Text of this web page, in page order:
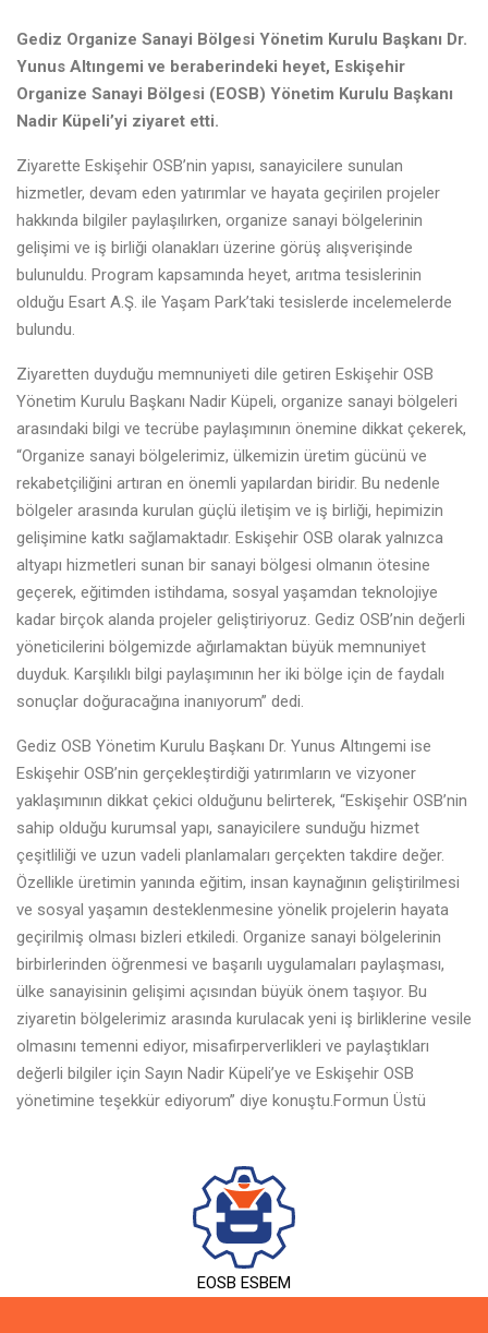
Gediz Organize Sanayi Bölgesi Yönetim Kurulu Başkanı Dr.
Yunus Altıngemi ve beraberindeki heyet, Eskişehir
Organize Sanayi Bölgesi (EOSB) Yönetim Kurulu Başkanı
Nadir Küpeli’yi ziyaret etti.
Ziyarette Eskişehir OSB’nin yapısı, sanayicilere sunulan
hizmetler, devam eden yatırımlar ve hayata geçirilen projeler
hakkında bilgiler paylaşılırken, organize sanayi bölgelerinin
gelişimi ve iş birliği olanakları üzerine görüş alışverişinde
bulunuldu. Program kapsamında heyet, arıtma tesislerinin
olduğu Esart A.Ş. ile Yaşam Park’taki tesislerde incelemelerde
bulundu.
Ziyaretten duyduğu memnuniyeti dile getiren Eskişehir OSB
Yönetim Kurulu Başkanı Nadir Küpeli, organize sanayi bölgeleri
arasındaki bilgi ve tecrübe paylaşımının önemine dikkat çekerek,
“Organize sanayi bölgelerimiz, ülkemizin üretim gücünü ve
rekabetçiliğini artıran en önemli yapılardan biridir. Bu nedenle
bölgeler arasında kurulan güçlü iletişim ve iş birliği, hepimizin
gelişimine katkı sağlamaktadır. Eskişehir OSB olarak yalnızca
altyapı hizmetleri sunan bir sanayi bölgesi olmanın ötesine
geçerek, eğitimden istihdama, sosyal yaşamdan teknolojiye
kadar birçok alanda projeler geliştiriyoruz. Gediz OSB’nin değerli
yöneticilerini bölgemizde ağırlamaktan büyük memnuniyet
duyduk. Karşılıklı bilgi paylaşımının her iki bölge için de faydalı
sonuçlar doğuracağına inanıyorum” dedi.
Gediz OSB Yönetim Kurulu Başkanı Dr. Yunus Altıngemi ise
Eskişehir OSB’nin gerçekleştirdiği yatırımların ve vizyoner
yaklaşımının dikkat çekici olduğunu belirterek, “Eskişehir OSB’nin
sahip olduğu kurumsal yapı, sanayicilere sunduğu hizmet
çeşitliliği ve uzun vadeli planlamaları gerçekten takdire değer.
Özellikle üretimin yanında eğitim, insan kaynağının geliştirilmesi
ve sosyal yaşamın desteklenmesine yönelik projelerin hayata
geçirilmiş olması bizleri etkiledi. Organize sanayi bölgelerinin
birbirlerinden öğrenmesi ve başarılı uygulamaları paylaşması,
ülke sanayisinin gelişimi açısından büyük önem taşıyor. Bu
ziyaretin bölgelerimiz arasında kurulacak yeni iş birliklerine vesile
olmasını temenni ediyor, misafirperverlikleri ve paylaştıkları
değerli bilgiler için Sayın Nadir Küpeli’ye ve Eskişehir OSB
yönetimine teşekkür ediyorum” diye konuştu.Formun Üstü
EOSB ESBEM